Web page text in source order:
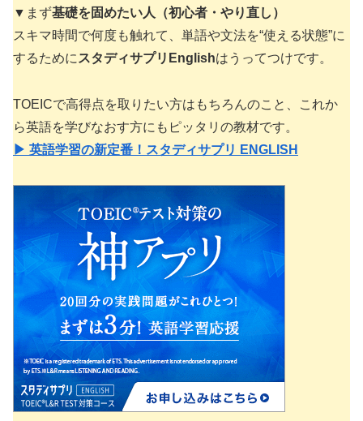
▼まず基礎を固めたい人（初心者・やり直し）
スキマ時間で何度も触れて、単語や文法を“使える状態”に
するために スタディサプリEnglishはうってつけです。
TOEICで高得点を取りたい方はもちろんのこと、これか
ら英語を学びなおす方にもピッタリの教材です。
▶ 英語学習の新定番！スタディサプリ ENGLISH